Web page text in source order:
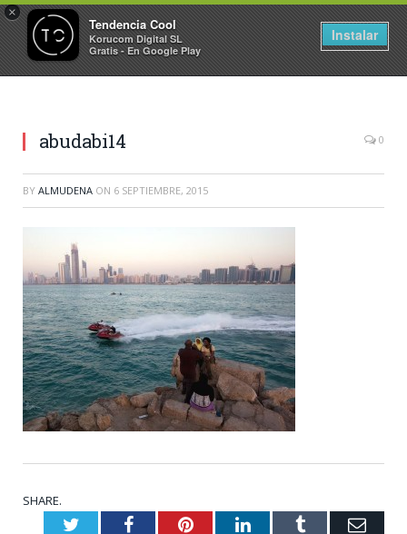
×
Tendencia Cool
Korucom Digital SL
Gratis - En Google Play
Instalar
abudabi14 0
BY ALMUDENA ON 6 SEPTIEMBRE, 2015
SHARE.
TwitterFacebookPinterestLinkedInTumblr